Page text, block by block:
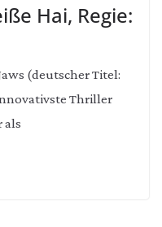
Hai, Regie:
(deutscher Titel:
Thriller
als